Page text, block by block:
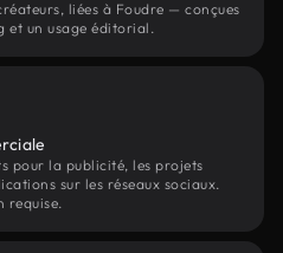
liées à Foudre — conçues
et un usage éditorial.
pour la publicité, les projets
sur les réseaux sociaux.
requise.